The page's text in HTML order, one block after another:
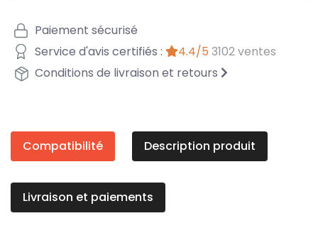
Paiement sécurisé
Service d'avis certifiés :
4.4/5 3102 ventes
Conditions de livraison et retours
Compatibilité Description produit
Livraison et paiements